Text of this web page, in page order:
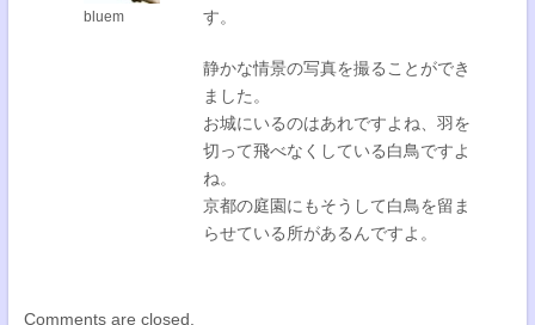
bluem
す。
静かな情景の写真を撮ることができ
ました。
お城にいるのはあれですよね、羽を
切って飛べなくしている白鳥ですよ
ね。
京都の庭園にもそうして白鳥を留ま
らせている所があるんですよ。
Comments are closed.